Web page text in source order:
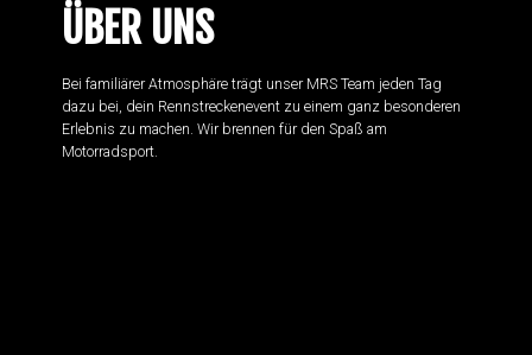
ÜBER UNS
Bei familiärer Atmosphäre trägt unser MRS Team jeden Tag
dazu bei, dein Rennstreckenevent zu einem ganz besonderen
Erlebnis zu machen. Wir brennen für den Spaß am
Motorradsport.